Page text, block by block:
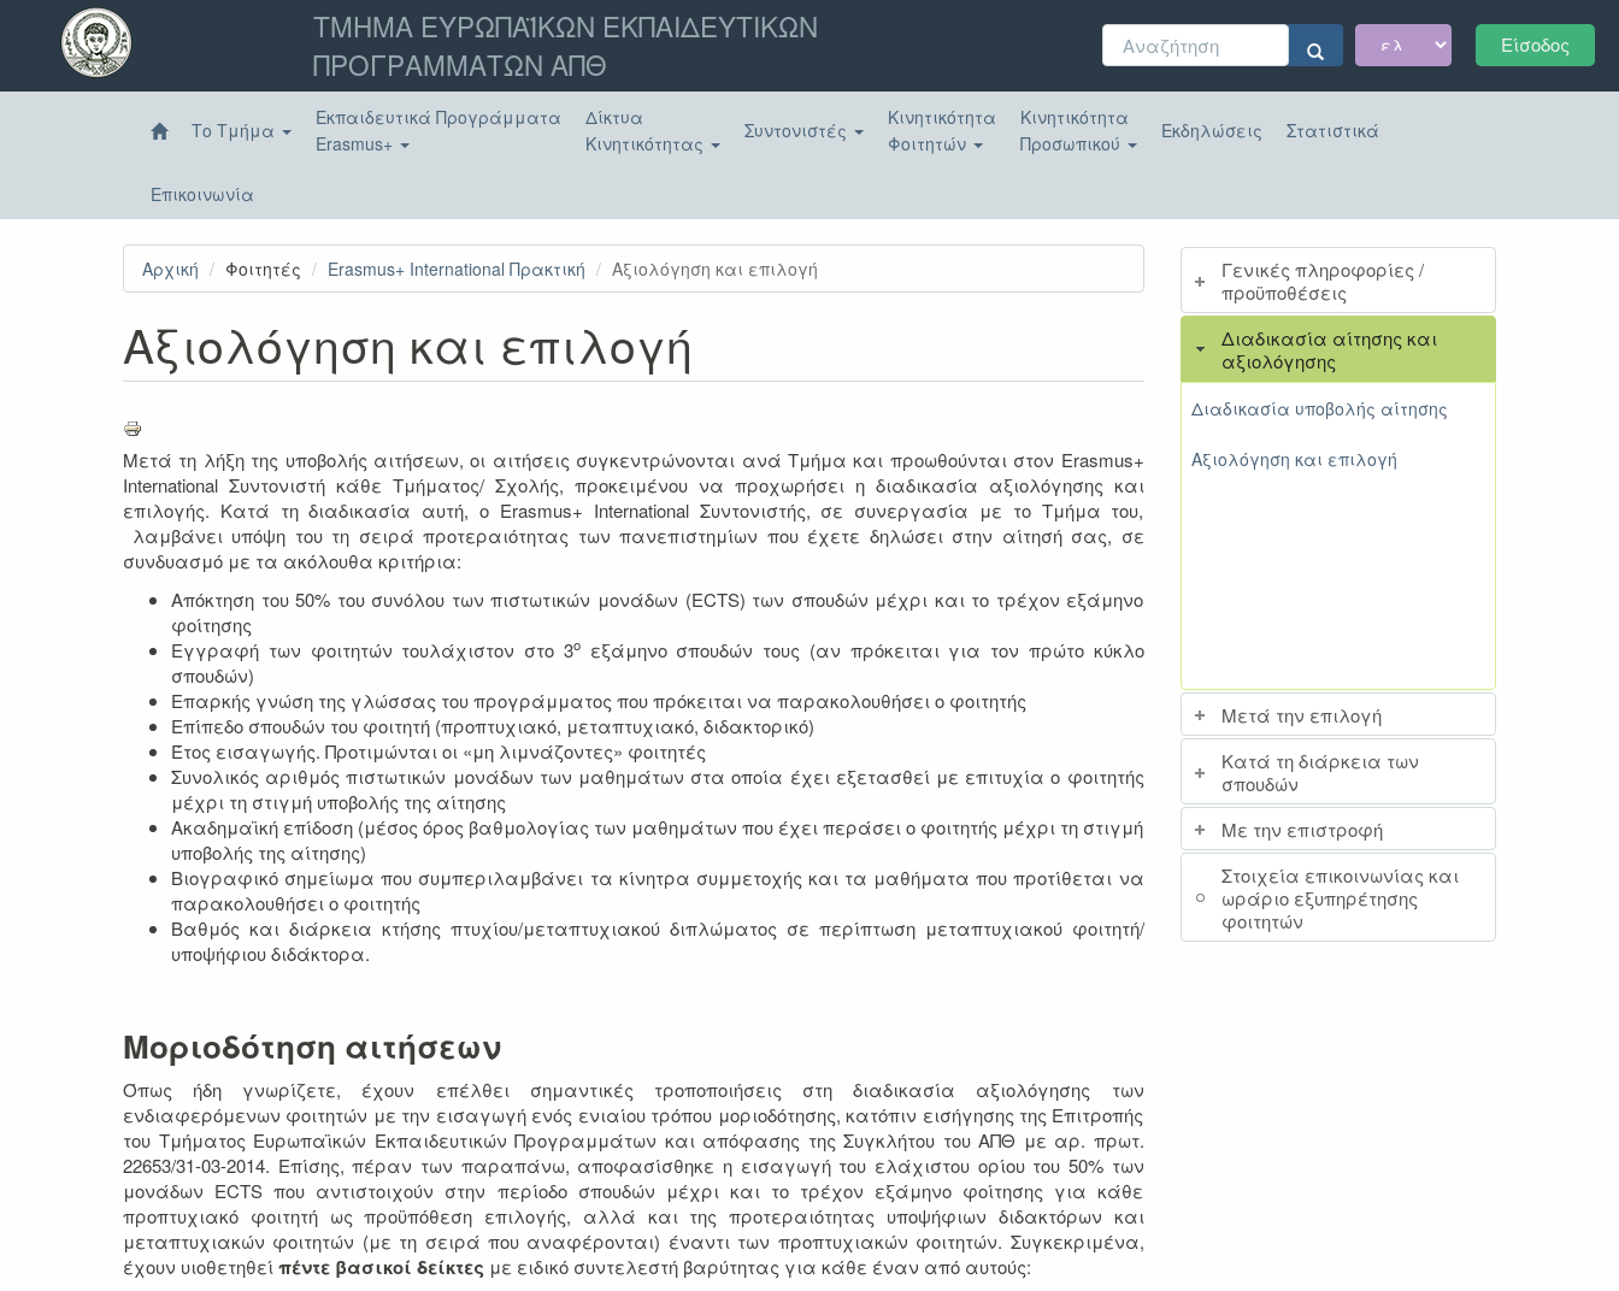
Παράκαμψη
κυρίως
Είσοδος
ΤΜΗΜΑ ΕΥΡΩΠΑΪΚΩΝ ΕΚΠΑΙΔΕΥΤΙΚΩΝ
ΠΡΟΓΡΑΜΜΑΤΩΝ ΑΠΘ
Φόρμα
αναζήτησης
Αναζήτηση
Το Τμήμα
Εκπαιδευτικά Προγράμματα
Erasmus+
Δίκτυα
Κινητικότητας
Συντονιστές
Κινητικότητα
Φοιτητών
Κινητικότητα
Προσωπικού
Εκδηλώσεις Στατιστικά
Επικοινωνία
Αρχική Φοιτητές Erasmus+ International Πρακτική Αξιολόγηση και επιλογή
Αξιολόγηση και επιλογή
Μετά τη λήξη της υποβολής αιτήσεων, οι αιτήσεις συγκεντρώνονται ανά Τμήμα και προωθούνται στον Erasmus+
International Συντονιστή κάθε Τμήματος/ Σχολής, προκειμένου να προχωρήσει η διαδικασία αξιολόγησης και
επιλογής. Κατά τη διαδικασία αυτή, ο Erasmus+ International Συντονιστής, σε συνεργασία με το Τμήμα του,
λαμβάνει υπόψη του τη σειρά προτεραιότητας των πανεπιστημίων που έχετε δηλώσει στην αίτησή σας, σε
συνδυασμό με τα ακόλουθα κριτήρια:
Απόκτηση του 50% του συνόλου των πιστωτικών μονάδων (ECTS) των σπουδών μέχρι και το τρέχον εξάμηνο
φοίτησης
Εγγραφή των φοιτητών τουλάχιστον στο 3οεξάμηνο σπουδών τους (αν πρόκειται για τον πρώτο κύκλο
σπουδών)
Επαρκής γνώση της γλώσσας του προγράμματος που πρόκειται να παρακολουθήσει ο φοιτητής
Επίπεδο σπουδών του φοιτητή (προπτυχιακό, μεταπτυχιακό, διδακτορικό)
Έτος εισαγωγής. Προτιμώνται οι «μη λιμνάζοντες» φοιτητές
Συνολικός αριθμός πιστωτικών μονάδων των μαθημάτων στα οποία έχει εξετασθεί με επιτυχία ο φοιτητής
μέχρι τη στιγμή υποβολής της αίτησης
Ακαδημαϊκή επίδοση (μέσος όρος βαθμολογίας των μαθημάτων που έχει περάσει ο φοιτητής μέχρι τη στιγμή
υποβολής της αίτησης)
Βιογραφικό σημείωμα που συμπεριλαμβάνει τα κίνητρα συμμετοχής και τα μαθήματα που προτίθεται να
παρακολουθήσει ο φοιτητής
Βαθμός και διάρκεια κτήσης πτυχίου/μεταπτυχιακού διπλώματος σε περίπτωση μεταπτυχιακού φοιτητή/
υποψήφιου διδάκτορα.
Μοριοδότηση αιτήσεων
Όπως ήδη γνωρίζετε, έχουν επέλθει σημαντικές τροποποιήσεις στη διαδικασία αξιολόγησης των
ενδιαφερόμενων φοιτητών με την εισαγωγή ενός ενιαίου τρόπου μοριοδότησης, κατόπιν εισήγησης της Επιτροπής
του Τμήματος Ευρωπαϊκών Εκπαιδευτικών Προγραμμάτων και απόφασης της Συγκλήτου του ΑΠΘ με αρ. πρωτ.
22653/31-03-2014. Επίσης, πέραν των παραπάνω, αποφασίσθηκε η εισαγωγή του ελάχιστου ορίου του 50% των
μονάδων ECTS που αντιστοιχούν στην περίοδο σπουδών μέχρι και το τρέχον εξάμηνο φοίτησης για κάθε
προπτυχιακό φοιτητή ως προϋπόθεση επιλογής, αλλά και της προτεραιότητας υποψήφιων διδακτόρων και
μεταπτυχιακών φοιτητών (με τη σειρά που αναφέρονται) έναντι των προπτυχιακών φοιτητών. Συγκεκριμένα,
έχουν υιοθετηθεί πέντε βασικοί δείκτες με ειδικό συντελεστή βαρύτητας για κάθε έναν από αυτούς:
Γενικές πληροφορίες /
προϋποθέσεις
Διαδικασία αίτησης και
αξιολόγησης
Διαδικασία υποβολής αίτησης
Αξιολόγηση και επιλογή
Μετά την επιλογή
Κατά τη διάρκεια των
σπουδών
Με την επιστροφή
Στοιχεία επικοινωνίας και
ωράριο εξυπηρέτησης
φοιτητών